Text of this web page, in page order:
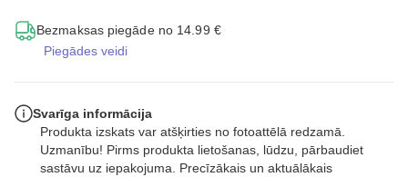
Bezmaksas piegāde no 14.99 €
Piegādes veidi
Svarīga informācija
Produkta izskats var atšķirties no fotoattēlā redzamā.
Uzmanību! Pirms produkta lietošanas, lūdzu, pārbaudiet
sastāvu uz iepakojuma. Precīzākais un aktuālākais